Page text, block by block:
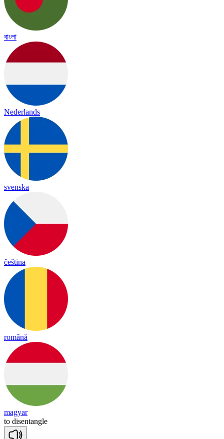
বাংলা
Nederlands
svenska
čeština
română
magyar
to disentangle